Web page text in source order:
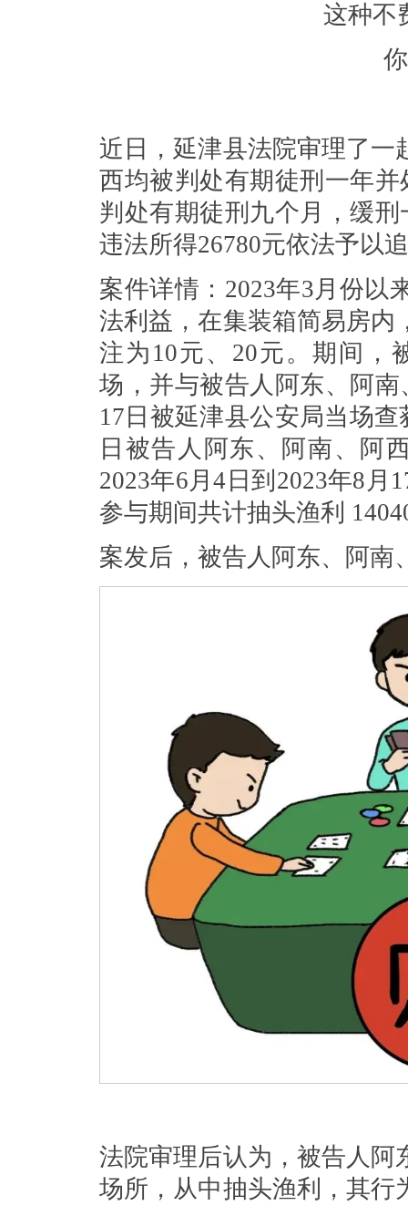
这种不
近日，延津县法院审理了一
西均被判处有期徒刑一年
判处有期徒刑九个月，缓
违法所得26780元依法予以
案件详情：2023年3月份以
法利益，在集装箱简易房内
注为 10元、20元。期间，
场，并与被告人 阿东、阿南
17日被延津县公安局当场
日被告人 阿东、阿南、阿
2023年6月4日到2023年8月
参与期间共计抽头渔利
案发后，被告人阿东、阿南
法院审理后认为，被告人阿
场所，从中抽头渔利，其行